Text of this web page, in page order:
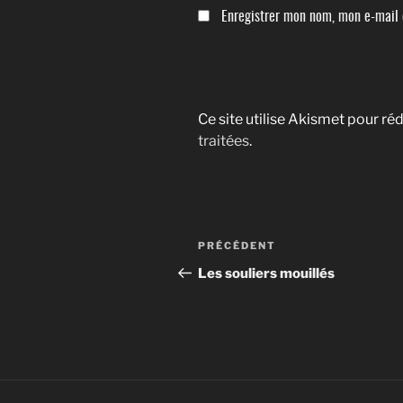
Enregistrer mon nom, mon e-
Ce site utilise Akismet pour
traitées.
Navigation
de
Article
précédent
PRÉCÉDENT
Les souliers mouillés